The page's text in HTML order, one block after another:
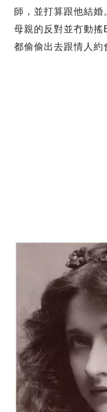
師，並打算跟他結婚
母親的反對並冇動
都偷偷出去跟情人約